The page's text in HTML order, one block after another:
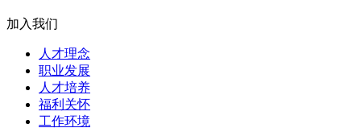
加入我们
人才理念
职业发展
人才培养
福利关怀
工作环境